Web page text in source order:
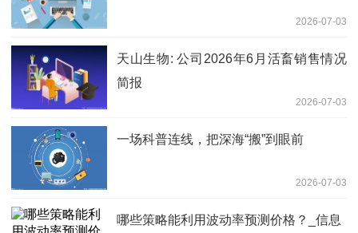
2026-07-03
天山生物: 公司2026年6月活畜销售情况
简报
2026-07-03
一场科普连线，把深海“搬”到眼前
2026-07-03
哪些策略能利用波动率预测价格？_信息